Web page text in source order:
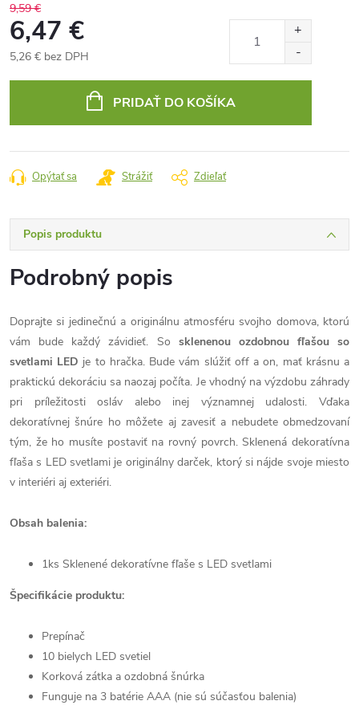
9,59 €
6,47 €
5,26 € bez DPH
PRIDAŤ DO KOŠÍKA
Opýtať sa Strážiť Zdieľať
Popis produktu
Podrobný popis
Doprajte si jedinečnú a originálnu atmosféru svojho domova, ktorú
vám bude každý závidieť. So sklenenou ozdobnou fľašou so
svetlami LED je to hračka. Bude vám slúžiť off a on, mať krásnu a
praktickú dekoráciu sa naozaj počíta. Je vhodný na výzdobu záhrady
pri príležitosti osláv alebo inej významnej udalosti. Vďaka
dekoratívnej šnúre ho môžete aj zavesiť a nebudete obmedzovaní
tým, že ho musíte postaviť na rovný povrch. Sklenená dekoratívna
fľaša s LED svetlami je originálny darček, ktorý si nájde svoje miesto
v interiéri aj exteriéri.
Obsah balenia:
1ks Sklenené dekoratívne fľaše s LED svetlami
Špecifikácie produktu:
Prepínač
10 bielych LED svetiel
Korková zátka a ozdobná šnúrka
Funguje na 3 batérie AAA (nie sú súčasťou balenia)